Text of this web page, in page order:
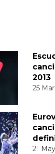
2013
25
21